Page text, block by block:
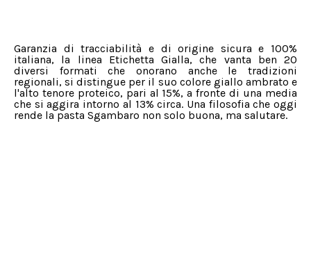
Garanzia di tracciabilità e di origine sicura e 100%
italiana, la linea Etichetta Gialla, che vanta ben 20
diversi formati che onorano anche le tradizioni
regionali, si distingue per il suo colore giallo ambrato e
l'alto tenore proteico, pari al 15%, a fronte di una media
che si aggira intorno al 13% circa. Una filosofia che oggi
rende la pasta Sgambaro non solo buona, ma salutare.